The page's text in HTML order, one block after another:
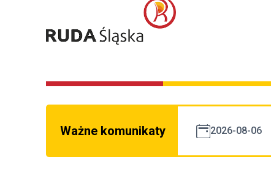
Ważne komunikaty 2026-08-06